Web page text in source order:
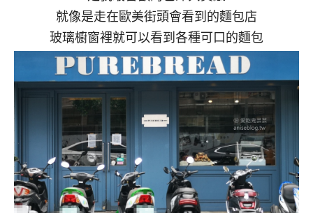
就像是走在歐美街頭會看到的麵包店
玻璃櫥窗裡就可以看到各種可口的麵包